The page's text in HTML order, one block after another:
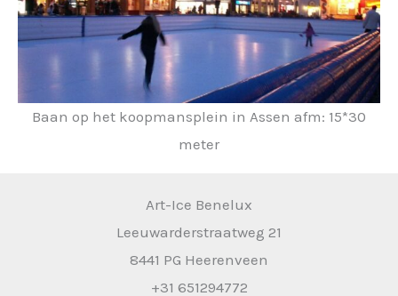
Baan op het koopmansplein in Assen afm: 15*30
meter
Art-Ice Benelux
Leeuwarderstraatweg 21
8441 PG Heerenveen
+31 651294772